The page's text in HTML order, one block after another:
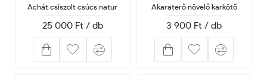
Achát csiszolt csúcs natur
25 000 Ft / db
Akaraterő növelő karkötő
3 900 Ft / db